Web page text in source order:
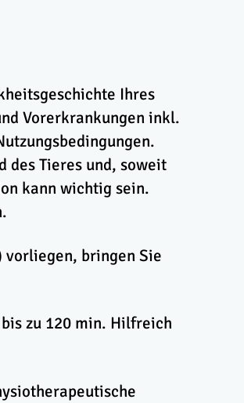
Ihres
Vorerkrankungen inkl.
des Tieres und, soweit
kann wichtig sein.
vorliegen, bringen Sie
zu 120 min. Hilfreich